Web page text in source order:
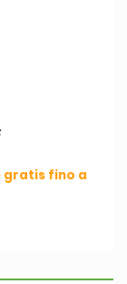
gratis fino a